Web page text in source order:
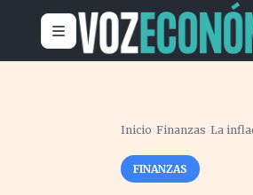
Inicio ›Finanzas ›La
FINANZAS